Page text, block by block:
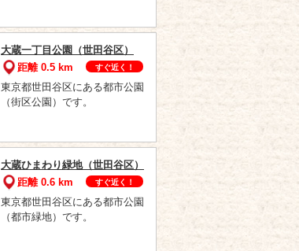
大蔵一丁目公園（世田谷区）
距離 0.5 km
すぐ近く！
東京都世田谷区にある都市公園
（街区公園）です。
大蔵ひまわり緑地（世田谷区）
距離 0.6 km
すぐ近く！
東京都世田谷区にある都市公園
（都市緑地）です。